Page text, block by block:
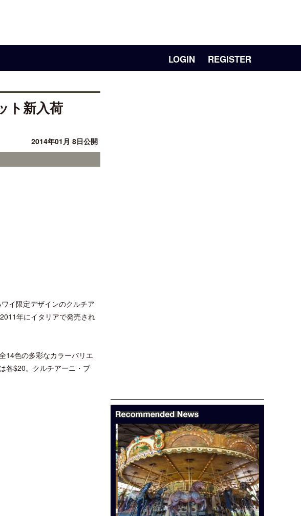
LOGIN REGISTER
ト新入荷
2014年01月 8日公開
イ限定デザインのクルチア
年にイタリアで発売され
14色の多彩なカラーバリエ
各$20。クルチアーニ・ブ